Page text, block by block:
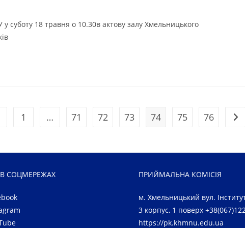
суботу 18 травня о 10.30в актову залу Хмельницького
до попередньої сторінки
1 … 71 72 73 74 75 76
СОЦМЕРЕЖАХ ПРИЙМАЛЬНА КОМІСІЯ
м. Хмельницький вул.
3 корпус, 1 поверх
https://pk.khmnu.edu.ua